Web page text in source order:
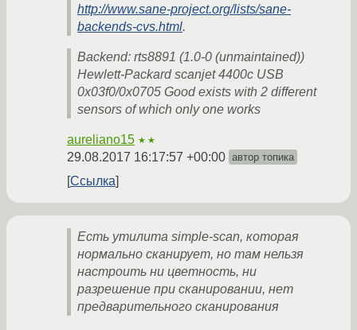
http://www.sane-project.org/lists/sane-
backends-cvs.html.
Backend: rts8891 (1.0-0 (unmaintained))
Hewlett-Packard scanjet 4400c USB
0x03f0/0x0705 Good exists with 2 different
sensors of which only one works
aureliano15 ★★
29.08.2017 16:17:57 +00:00 автор топика
Ссылка
Есть утилита simple-scan, которая
нормально сканирует, но там нельзя
настроить ни цветность, ни
разрешение при сканировании, нет
предварительного сканирования